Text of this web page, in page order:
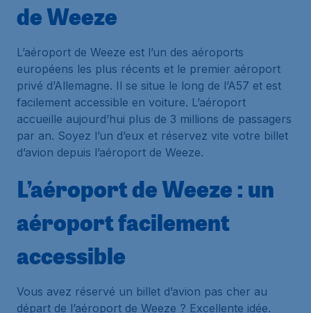
de Weeze
L’aéroport de Weeze est l’un des aéroports
européens les plus récents et le premier aéroport
privé d’Allemagne. Il se situe le long de l’A57 et est
facilement accessible en voiture. L’aéroport
accueille aujourd’hui plus de 3 millions de passagers
par an. Soyez l’un d’eux et réservez vite votre billet
d’avion depuis l’aéroport de Weeze.
L’aéroport de Weeze : un
aéroport facilement
accessible
Vous avez réservé un billet d’avion pas cher au
départ de l’aéroport de Weeze ? Excellente idée.